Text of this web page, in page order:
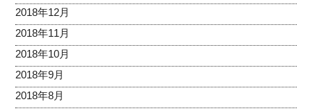
2018年12月
2018年11月
2018年10月
2018年9月
2018年8月